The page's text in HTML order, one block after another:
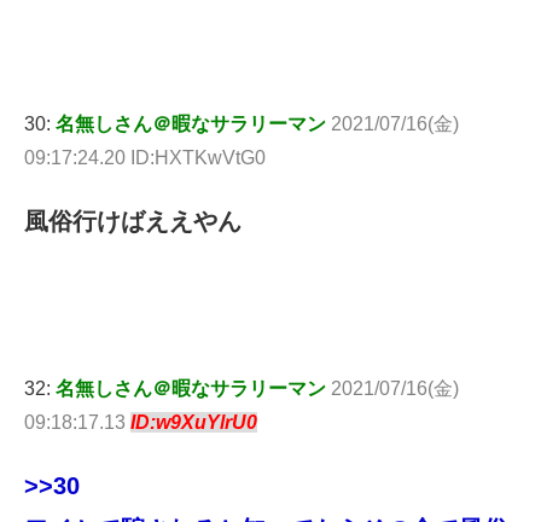
30: 名無しさん＠暇なサラリーマン 2021/07/16(金)
09:17:24.20 ID:HXTKwVtG0
風俗行けばええやん
32: 名無しさん＠暇なサラリーマン 2021/07/16(金)
09:18:17.13 ID:w9XuYlrU0
>>30